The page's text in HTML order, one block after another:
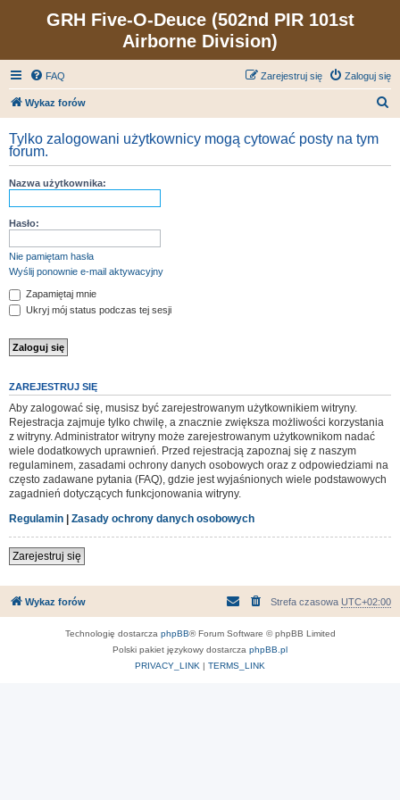
GRH Five-O-Deuce (502nd PIR 101st
Airborne Division)
FAQ Zaloguj się
Zarejestruj się
Wykaz forów
k
Tylko zalogowani użytkownicy mogą cytować posty na tym
forum.
Nazwa użytkownika:
Hasło:
Nie pamiętam hasła
Wyślij ponownie e-mail aktywacyjny
Zapamiętaj mnie
Ukryj mój status podczas tej sesji
ZAREJESTRUJ SIĘ
Aby zalogować się, musisz być zarejestrowanym użytkownikiem witryny.
Rejestracja zajmuje tylko chwilę, a znacznie zwiększa możliwości korzystania
z witryny. Administrator witryny może zarejestrowanym użytkownikom nadać
wiele dodatkowych uprawnień. Przed rejestracją zapoznaj się z naszym
regulaminem, zasadami ochrony danych osobowych oraz z odpowiedziami na
często zadawane pytania (FAQ), gdzie jest wyjaśnionych wiele podstawowych
zagadnień dotyczących funkcjonowania witryny.
Regulamin | Zasady ochrony danych osobowych
Zarejestruj się
Wykaz forów Strefa czasowa UTC+02:00
Technologię dostarcza phpBB® Forum Software © phpBB Limited
Polski pakiet językowy dostarcza phpBB.pl
PRIVACY_LINK | TERMS_LINK